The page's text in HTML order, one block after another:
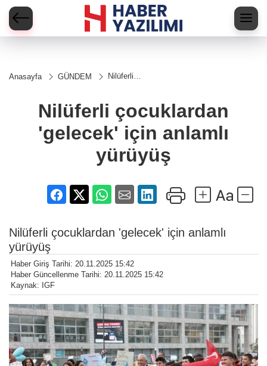
Anasayfa GÜNDEM
Nilüferli
için anlamlı
yürüyüş
Nilüferli çocuklardan
'gelecek' için anlamlı
yürüyüş
Nilüferli çocuklardan 'gelecek' için anlamlı
yürüyüş
Haber Giriş Tarihi: 20.11.2025 15:42
Haber Güncellenme Tarihi: 20.11.2025 15:42
Kaynak: IGF